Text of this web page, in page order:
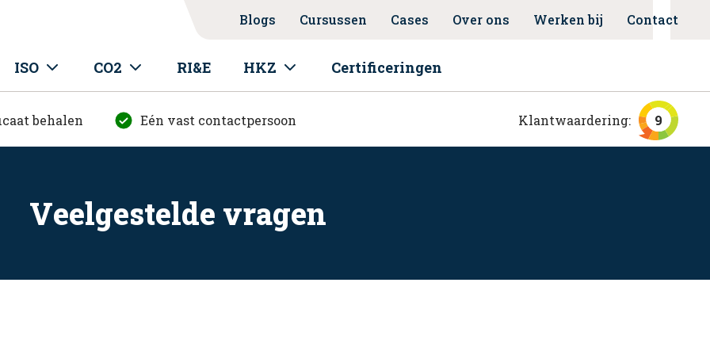
Blogs Cursussen Cases Over ons Werken bij Contact
ISO CO2 RI&E HKZ Certificeringen
behalen Eén vast contactpersoon Klantwaardering: 9
Veelgestelde vragen